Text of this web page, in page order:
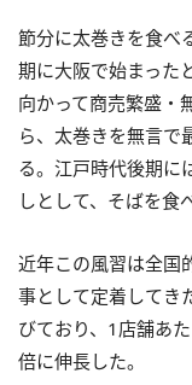
節分に太巻きを食べ
期に大阪で始まった
向かって商売繁盛・
ら、太巻きを無言で
る。江戸時代後期に
しとして、そばを食
近年この風習は全国
事として定着してき
びており、1店舗あ
倍に伸長した。